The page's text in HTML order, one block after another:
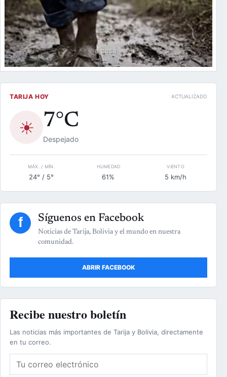
TARIJA HOY ACTUALIZADO
☀ 7°C
Despejado
MÁX. / MÍN.
24° / 5°
HUMEDAD
61%
VIENTO
5 km/h
f Síguenos en Facebook
Noticias de Tarija, Bolivia y el mundo en nuestra
comunidad.
ABRIR FACEBOOK
Recibe nuestro boletín
Las noticias más importantes de Tarija y Bolivia, directamente
en tu correo.
Correo electrónico